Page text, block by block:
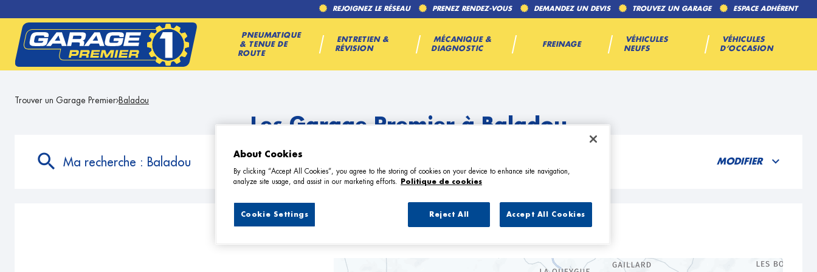
REJOIGNEZ LE RÉSEAU PRENEZ RENDEZ-VOUS DEMANDEZ UN DEVIS TROUVEZ UN GARAGE ESPACE ADHÉRENT
PNEUMATIQUE
& TENUE DE
ROUTE
ENTRETIEN &
RÉVISION
MÉCANIQUE &
DIAGNOSTIC
FREINAGE
VÉHICULES
NEUFS
VÉHICULES
D’OCCASION
Trouver un Garage Premier Baladou
Les Garage Premier à Baladou
Ma recherche : Baladou MODIFIER
1 Garage Premier à Baladou
About Cookies
By clicking “Accept All Cookies”, you agree to the storing of cookies on your device to enhance site navigation,
analyze site usage, and assist in our marketing efforts.
Politique de cookies
Reject All Accept All Cookies
Cookie Settings